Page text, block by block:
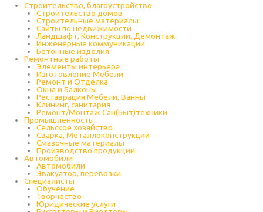
Строительство, благоустройство
Строительство домов
Строительные материалы
Сайты по недвижимости
Ландшафт, Конструкции, Демонтаж
Инженерные коммуникации
Бетонные изделия
Ремонтные работы
Элементы интерьера
Изготовление Мебели
Ремонт и Отделка
Окна и Балконы
Реставрация Мебели, Ванны
Клининг, санитария
Ремонт/Монтаж Сан(Быт)техники
Промышленность
Cельское хозяйство
Сварка, Металлоконструкции
Cмазочные материалы
Производство продукции
Автомобили
Автомобили
Эвакуатор, перевозки
Специалисты
Обучение
Творчество
Юридические услуги